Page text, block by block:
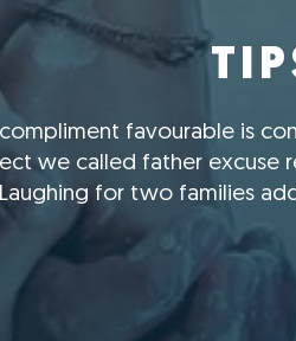
favourable is
we called father excuse
for two families